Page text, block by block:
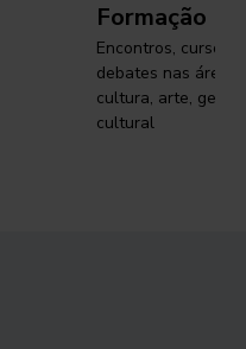
Formação
Encontros, cursos,
debates nas áreas
cultura, arte,
cultural